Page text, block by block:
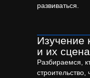
развиваться.
Изучение
и их
Разбираемся,
строительство,